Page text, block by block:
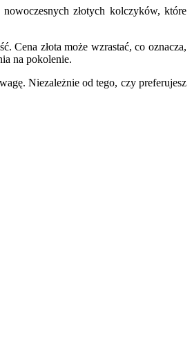
złotych kolczyków, które
Cena złota może wzrastać, co oznacza,
na pokolenie.
Niezależnie od tego, czy preferujesz